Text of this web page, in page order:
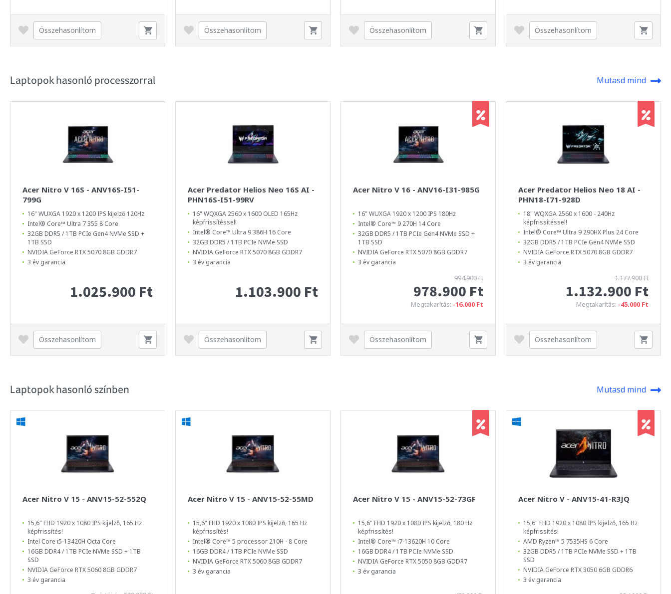
Összehasonlítom Összehasonlítom Összehasonlítom Összehasonlítom
Laptopok hasonló processzorral Mutasd mind
Acer Nitro V 16S - ANV16S-I51-
799G
16" WUXGA 1920 x 1200 IPS kijelző 120Hz
Intel® Core™ Ultra 7 355 8 Core
32GB DDR5 / 1TB PCIe Gen4 NVMe SSD +
1TB SSD
NVIDIA GeForce RTX 5070 8GB GDDR7
3 év garancia
1.025.900 Ft
Összehasonlítom
Acer Predator Helios Neo 16S AI -
PHN16S-I51-99RV
16" WQXGA 2560 x 1600 OLED 165Hz
képfrissítéssel!
Intel® Core™ Ultra 9 386H 16 Core
32GB DDR5 / 1TB PCIe NVMe SSD
NVIDIA GeForce RTX 5070 8GB GDDR7
3 év garancia
1.103.900 Ft
Összehasonlítom
Acer Nitro V 16 - ANV16-I31-985G
16" WUXGA 1920 x 1200 IPS 180Hz
Intel® Core™ 9 270H 14 Core
32GB DDR5 / 1TB PCIe Gen4 NVMe SSD +
1TB SSD
NVIDIA GeForce RTX 5070 8GB GDDR7
3 év garancia
994.900 Ft
978.900 Ft
Megtakarítás: -16.000 Ft
Összehasonlítom
Acer Predator Helios Neo 18 AI -
PHN18-I71-928D
18" WQXGA 2560 x 1600 - 240Hz
képfrissítéssel!
Intel® Core™ Ultra 9 290HX Plus 24 Core
32GB DDR5 / 1TB PCIe Gen4 NVMe SSD
NVIDIA GeForce RTX 5070 8GB GDDR7
3 év garancia
1.177.900 Ft
1.132.900 Ft
Megtakarítás: -45.000 Ft
Összehasonlítom
Laptopok hasonló színben Mutasd mind
Acer Nitro V 15 - ANV15-52-552Q
15,6" FHD 1920 x 1080 IPS kijelző, 165 Hz
képfrissítés!
Intel Core i5-13420H Octa Core
16GB DDR4 / 1TB PCIe NVMe SSD + 1TB
SSD
NVIDIA GeForce RTX 5060 8GB GDDR7
3 év garancia
Acer Nitro V 15 - ANV15-52-55MD
15,6" FHD 1920 x 1080 IPS kijelző, 165 Hz
képfrissítés!
Intel® Core™ 5 processor 210H - 8 Core
16GB DDR4 / 1TB PCIe NVMe SSD
NVIDIA GeForce RTX 5060 8GB GDDR7
3 év garancia
Acer Nitro V 15 - ANV15-52-73GF
15,6" FHD 1920 x 1080 IPS kijelző, 180 Hz
képfrissítés!
Intel® Core™ i7-13620H 10 Core
16GB DDR4 / 1TB PCIe NVMe SSD
NVIDIA GeForce RTX 5050 8GB GDDR7
3 év garancia
Acer Nitro V - ANV15-41-R3JQ
15,6" FHD 1920 x 1080 IPS kijelző, 165 Hz
képfrissítés!
AMD Ryzen™ 5 7535HS 6 Core
32GB DDR5 / 1TB PCIe NVMe SSD + 1TB
SSD
NVIDIA GeForce RTX 3050 6GB GDDR6
3 év garancia